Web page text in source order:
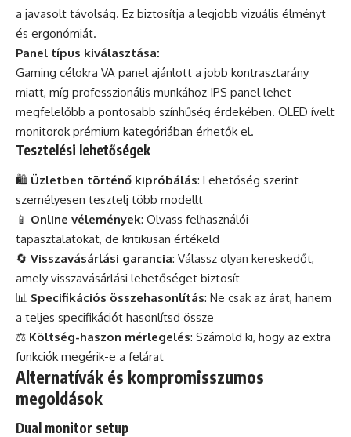
a javasolt távolság. Ez biztosítja a legjobb vizuális élményt
és ergonómiát.
Panel típus kiválasztása:
Gaming célokra VA panel ajánlott a jobb kontrasztarány
miatt, míg professzionális munkához IPS panel lehet
megfelelőbb a pontosabb színhűség érdekében. OLED ívelt
monitorok prémium kategóriában érhetők el.
Tesztelési lehetőségek
🛍️ Üzletben történő kipróbálás: Lehetőség szerint
személyesen tesztelj több modellt
📱 Online vélemények: Olvass felhasználói
tapasztalatokat, de kritikusan értékeld
🔄 Visszavásárlási garancia: Válassz olyan kereskedőt,
amely visszavásárlási lehetőséget biztosít
📊 Specifikációs összehasonlítás: Ne csak az árat, hanem
a teljes specifikációt hasonlítsd össze
⚖️ Költség-haszon mérlegelés: Számold ki, hogy az extra
funkciók megérik-e a felárat
Alternatívák és kompromisszumos
megoldások
Dual monitor setup